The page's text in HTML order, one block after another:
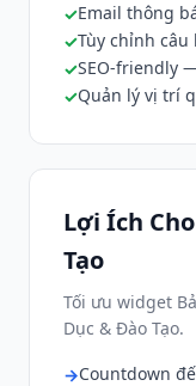
Email thông
Tùy chỉnh
SEO-friendly
Quản lý vị trí
Lợi Ích
Tạo
Tối ưu widget
Dục & Đào Tạo.
Countdown